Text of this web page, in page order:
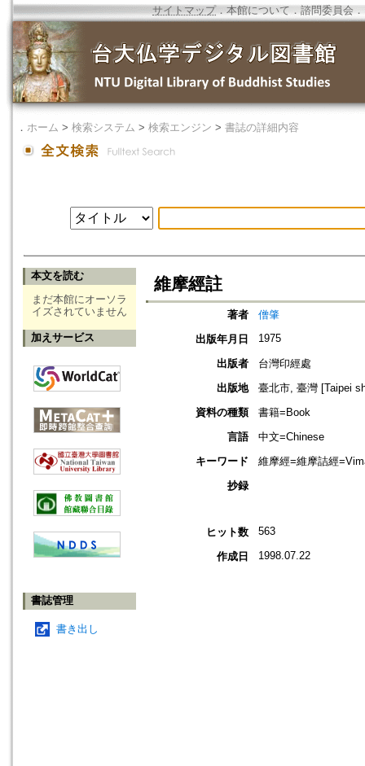
サイトマップ．本館について ． 諮問委員会 ．
． ホーム > 検索システム > 検索エンジン > 書誌の詳細内容
本文を読む
まだ本館にオーソラ
イズされていません
加えサービス
書誌管理
書き出し
維摩經註
著者
僧肇
出版年月日
1975
出版者
台灣印經處
出版地
臺北市, 臺灣 [Taipei
資料の種類
書籍=Book
言語
中文=Chinese
キーワード
維摩經=維摩詰經
抄録
ヒット数 563
作成日 1998.07.22